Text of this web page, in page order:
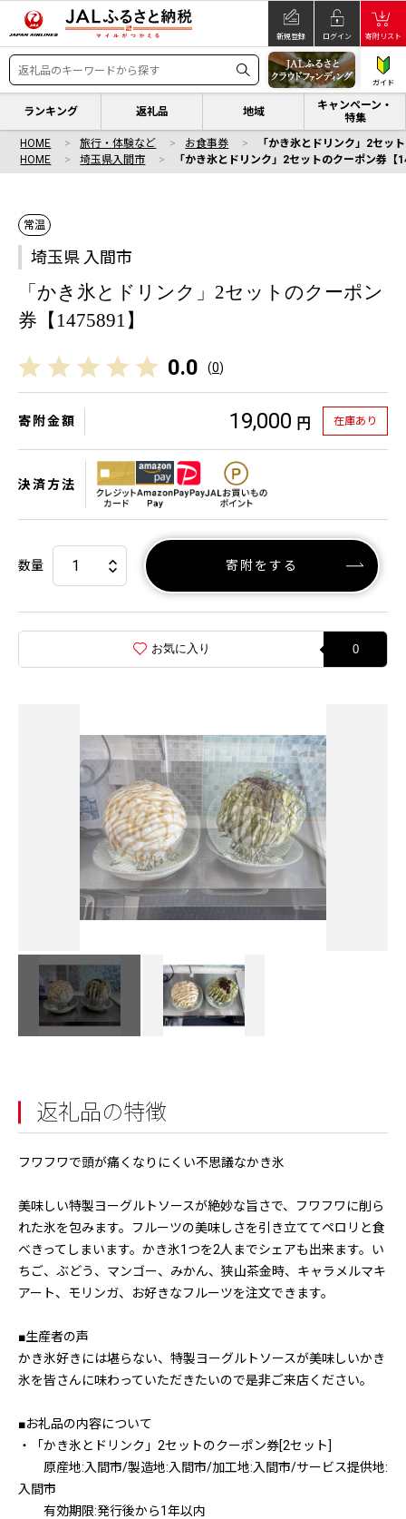
新規登録 ログイン 寄附リスト
ガイド
ランキング 返礼品 地域
キャンペーン・
特集
HOME 旅行・体験など お食事券
「かき氷とドリンク」2セッ
HOME
埼玉県入間市 「かき氷とドリンク」2セットのクーポン券【
常温
埼玉県 入間市
「かき氷とドリンク」2セットのクーポン
券【1475891】
0.0 (0)
寄附金額 19,000 円 在庫あり
決済方法
数量 寄附をする
お気に入り 0
返礼品の特徴
フワフワで頭が痛くなりにくい不思議なかき氷
美味しい特製ヨーグルトソースが絶妙な旨さで、フワフワに削ら
れた氷を包みます。フルーツの美味しさを引き立ててペロリと食
べきってしまいます。かき氷1つを2人までシェアも出来ます。い
ちご、ぶどう、マンゴー、みかん、狭山茶金時、キャラメルマキ
アート、モリンガ、お好きなフルーツを注文できます。
■生産者の声
かき氷好きには堪らない、特製ヨーグルトソースが美味しいかき
氷を皆さんに味わっていただきたいので是非ご来店ください。
■お礼品の内容について
・「かき氷とドリンク」2セットのクーポン券[2セット]
原産地:入間市/製造地:入間市/加工地:入間市/サービス提供地:
入間市
有効期限:発行後から1年以内